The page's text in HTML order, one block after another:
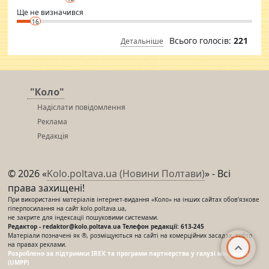
Ще не визначився
16
Детальніше Всього голосів: 221
"Коло"
Надіслати повідомлення
Реклама
Редакція
© 2026 «Kolo.poltava.ua (Новини Полтави)» - Всі
права захищені!
При використанні матеріалів інтернет-видання «Коло» на інших сайтах обов’язкове
гіперпосилання на сайт kolo.poltava.ua,
не закрите для індексації пошуковими системами.
Редактор - redaktor@kolo.poltava.ua Телефон редакції: 613-245
Матеріали позначені як ®, розміщуються на сайті на комерційних засадах, тобто
на правах реклами.
Розроблено за підтримки IREX та програми партнерства у галузі мас-медіа
(UMPP)